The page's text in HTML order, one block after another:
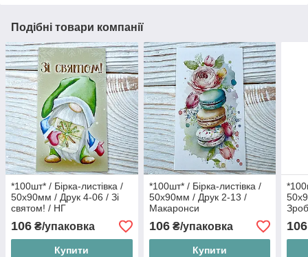
Подібні товари компанії
*100шт* / Бірка-листівка /
50х90мм / Друк 4-06 / Зі
святом! / НГ
106 ₴/упаковка
Купити
*100шт* / Бірка-листівка /
50х90мм / Друк 2-13 /
Макаронси
106₴/упаковка
Купити
106